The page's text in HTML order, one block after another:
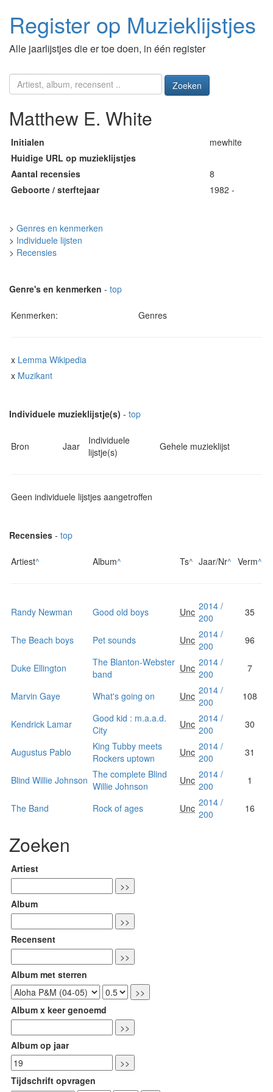
Register op Muzieklijstjes
Alle jaarlijstjes die er toe doen, in één register
Zoeken
Matthew E. White
Initialen
mewhite
Huidige URL op muzieklijstjes
Aantal recensies
8
Geboorte / sterftejaar
1982 -
> Genres en kenmerken
> Individuele lijsten
> Recensies
Genre's en kenmerken - top
Kenmerken: Genres
x Lemma Wikipedia
x Muzikant
Individuele muzieklijstje(s) - top
Bron Jaar
Individuele
lijstje(s)
Gehele muzieklijst
Geen individuele lijstjes aangetroffen
Recensies - top
Artiest^ Album^ Ts^ Jaar/Nr^ Verm^
Randy Newman Good old boys Unc 2014 /
200
35
The Beach boys Pet sounds Unc 2014 /
200
96
Duke Ellington
The Blanton-Webster
band
Unc 2014 /
200
7
Marvin Gaye What's going on Unc 2014 /
200
108
Kendrick Lamar
Good kid : m.a.a.d.
City
Unc 2014 /
200
30
Augustus Pablo
King Tubby meets
Rockers uptown
Unc 2014 /
200
31
Blind Willie Johnson The complete Blind
Willie Johnson
Unc 2014 /
200
1
The Band Rock of ages Unc 2014 /
200
16
Zoeken
Artiest
Album
Recensent
Album met sterren
Album x keer genoemd
Album op jaar
Tijdschrift opvragen